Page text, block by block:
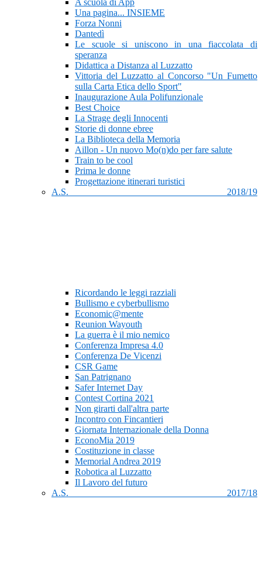
A scuola di App
Una pagina... INSIEME
Forza Nonni
Dantedì
Le scuole si uniscono in una fiaccolata di
speranza
Didattica a Distanza al Luzzatto
Vittoria del Luzzatto al Concorso "Un Fumetto
sulla Carta Etica dello Sport"
Inaugurazione Aula Polifunzionale
Best Choice
La Strage degli Innocenti
Storie di donne ebree
La Biblioteca della Memoria
Aillon - Un nuovo Mo(n)do per fare salute
Train to be cool
Prima le donne
Progettazione itinerari turistici
A.S. 2018/19
Ricordando le leggi razziali
Bullismo e cyberbullismo
Economic@mente
Reunion Wayouth
La guerra è il mio nemico
Conferenza Impresa 4.0
Conferenza De Vicenzi
CSR Game
San Patrignano
Safer Internet Day
Contest Cortina 2021
Non girarti dall'altra parte
Incontro con Fincantieri
Giornata Internazionale della Donna
EconoMia 2019
Costituzione in classe
Memorial Andrea 2019
Robotica al Luzzatto
Il Lavoro del futuro
A.S. 2017/18